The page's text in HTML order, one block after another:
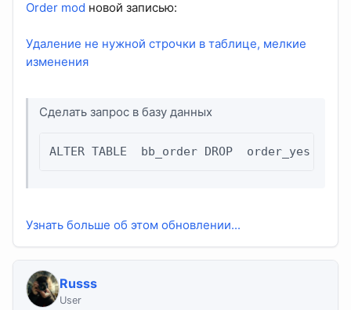
Order mod новой записью:
Удаление не нужной строчки в таблице, мелкие
изменения
Сделать запрос в базу данных
ALTER TABLE  bb_order DROP  order_yes
Узнать больше об этом обновлении...
Russs
User